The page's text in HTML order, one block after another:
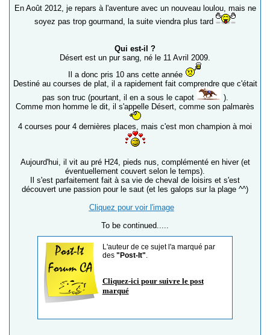
En Août 2012, je repars à l'aventure avec un nouveau loulou, mais ne
soyez pas trop gourmand, la suite viendra plus tard
Qui est-il ?
Désert est un pur sang, né le 11 Avril 2009.
Il a donc pris 10 ans cette année
Destiné au courses de plat, il a rapidement fait comprendre que c'était
pas son truc (pourtant, il en a sous le capot
).
Comme mon homme le dit, il s'appelle Désert, comme son palmarès
4 courses pour 4 dernières places, mais c'est mon champion à moi
Aujourd'hui, il vit au pré H24, pieds nus, complémenté en hiver (et
éventuellement couvert selon le temps).
Il s'est parfaitement fait à sa vie de cheval de loisirs et s'est
découvert une passion pour le saut (et les galops sur la plage ^^)
Cliquez pour voir l'image
To be continued.....
L'auteur de ce sujet l'a marqué par
des "Post-It".
Cliquez-ici pour suivre le post
marqué